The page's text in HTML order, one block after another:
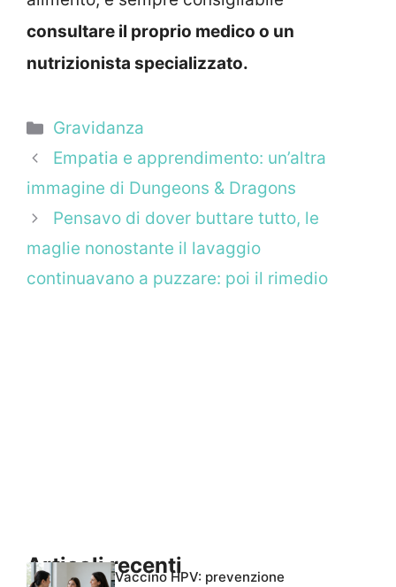
consultare il proprio medico o un
nutrizionista specializzato.
Categorie
Gravidanza
Empatia e apprendimento: un’altra
immagine di Dungeons & Dragons
Pensavo di dover buttare tutto, le
maglie nonostante il lavaggio
continuavano a puzzare: poi il rimedio
Articoli recentiVaccino HPV: prevenzione